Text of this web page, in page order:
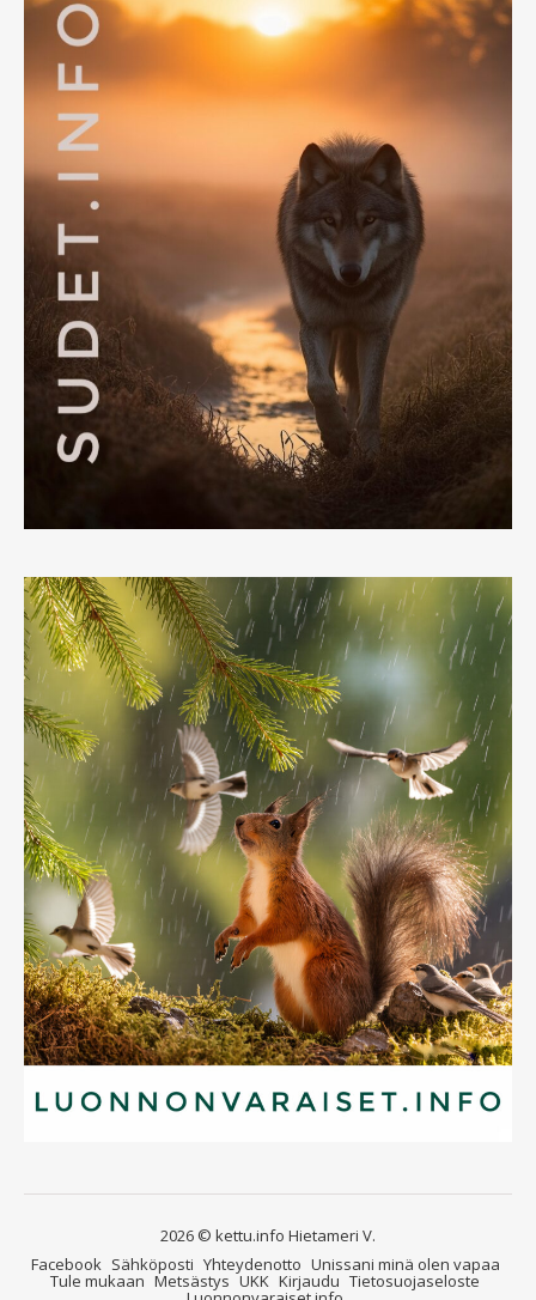
2026 © kettu.info Hietameri V.
Facebook Sähköposti Yhteydenotto Unissani minä olen vapaa
Tule mukaan Metsästys UKK Kirjaudu Tietosuojaseloste